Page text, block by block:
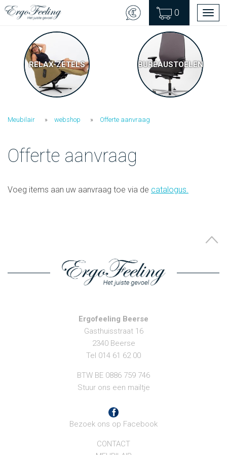
0
RELAX-ZETELS BUREAUSTOELEN
Meubilair webshop Offerte aanvraag
Offerte aanvraag
Voeg items aan uw aanvraag toe via de catalogus.
Ergofeeling Beerse
Gasthuisstraat 16
2340 Beerse
Tel 014 61 62 00
BTW BE 0886 759 746
Stuur ons een mailtje
Bezoek ons op Facebook
CONTACT